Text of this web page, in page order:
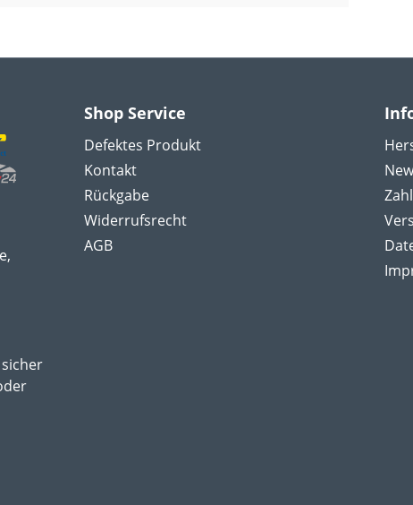
Shop Service
Defektes Produkt
Kontakt
Rückgabe
Widerrufsrecht
AGB